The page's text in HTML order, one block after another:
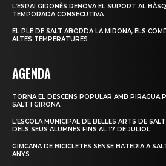
L’ESPAI GIRONÈS RENOVA EL SUPORT AL
TEMPORADA CONSECUTIVA
EL PLE DE SALT ABORDA LA MIRONA, ELS
ALTES TEMPERATURES
AGENDA
TORNA EL DESCENS POPULAR AMB PIRAGUA
SALT I GIRONA
L’ESCOLA MUNICIPAL DE BELLES ARTS DE
DELS SEUS ALUMNES FINS AL 17 DE JULIOL
GIMCANA DE BICICLETES SENSE BATERIA A
ANYS